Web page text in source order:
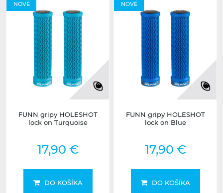
NOVÉ
FUNN gripy HOLESHOT
lock on Turquoise
17,90 €
DO KOŠÍKA
NOVÉ
FUNN gripy HOLESHOT
lock on Blue
17,90 €
DO KOŠÍKA